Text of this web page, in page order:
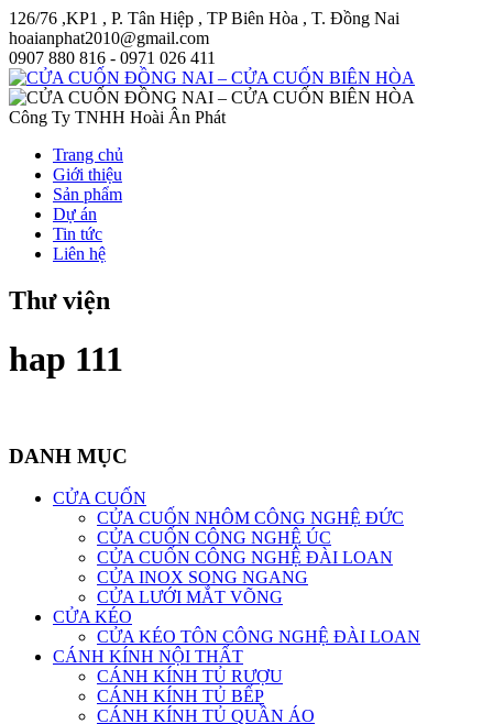
126/76 ,KP1 , P. Tân Hiệp , TP Biên Hòa , T. Đồng Nai
hoaianphat2010@gmail.com
0907 880 816 - 0971 026 411
Công Ty TNHH Hoài Ân Phát
Trang chủ
Giới thiệu
Sản phẩm
Dự án
Tin tức
Liên hệ
Thư viện
hap 111
DANH MỤC
CỬA CUỐN
CỬA CUỐN NHÔM CÔNG NGHỆ ĐỨC
CỬA CUỐN CÔNG NGHỆ ÚC
CỬA CUỐN CÔNG NGHỆ ĐÀI LOAN
CỬA INOX SONG NGANG
CỬA LƯỚI MẮT VÕNG
CỬA KÉO
CỬA KÉO TÔN CÔNG NGHỆ ĐÀI LOAN
CÁNH KÍNH NỘI THẤT
CÁNH KÍNH TỦ RƯỢU
CÁNH KÍNH TỦ BẾP
CÁNH KÍNH TỦ QUẦN ÁO